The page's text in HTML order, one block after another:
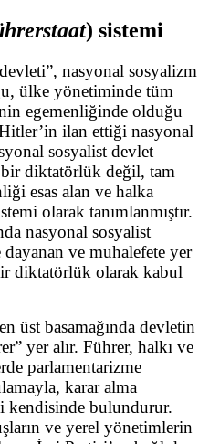
) sistemi
nasyonal sosyalizm
ülke yönetiminde tüm
egemenliğinde olduğu
ilan ettiği nasyonal
sosyalist devlet
bir diktatörlük değil, tam
esas alan ve halka
olarak tanımlanmıştır.
nasyonal sosyalist
ve muhalefete yer
diktatörlük olarak kabul
üst basamağında devletin
yer alır. Führer, halkı ve
parlamentarizme
karar alma
kendisinde bulundurur.
ve yerel yönetimlerin